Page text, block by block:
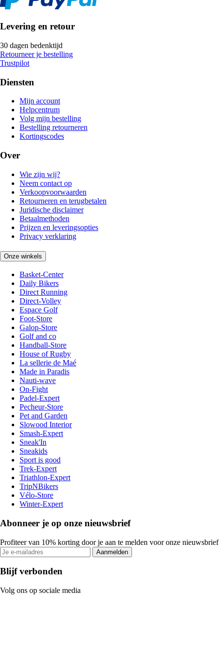
Levering en retour
30 dagen bedenktijd
Retourneer je bestelling
Trustpilot
Diensten
Mijn account
Helpcentrum
Volg mijn bestelling
Bestelling retourneren
Kortingscodes
Over
Wie zijn wij?
Neem contact op
Verkoopvoorwaarden
Retourneren en terugbetalen
Juridische disclaimer
Betaalmethoden
Prijzen en leveringsopties
Privacy verklaring
Onze winkels
Basket-Center
Daily Bikers
Direct Running
Direct-Volley
Espace Golf
Foot-Store
Galop-Store
Golf and co
Handball-Store
House of Rugby
La sellerie de Maé
Made in Paradis
Nauti-wave
On-Fight
Padel-Expert
Pecheur-Store
Pet and Garden
Slowood Interior
Smash-Expert
Sneak'In
Sneakids
Sport is good
Trek-Expert
Triathlon-Expert
TripNBikers
Vélo-Store
Winter-Expert
Abonneer je op onze nieuwsbrief
Profiteer van 10% korting door je aan te melden voor onze nieuwsbrief
Aanmelden
Blijf verbonden
Volg ons op sociale media